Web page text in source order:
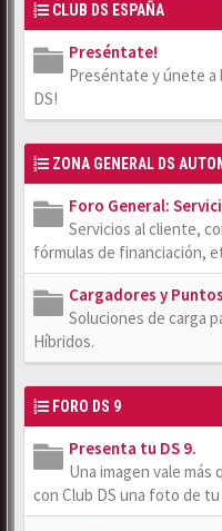
CLUB DS ESPAÑA
Preséntate!
Preséntate y únete a
DS!
ZONA GENERAL DS
Foro General:
Servicios al cliente,
fórmulas de financiación,
Cargadores y
Soluciones de carga
Híbridos.
FORO DS 9
Presenta tu DS 9.
Una imagen vale más
con Club DS una foto de tu